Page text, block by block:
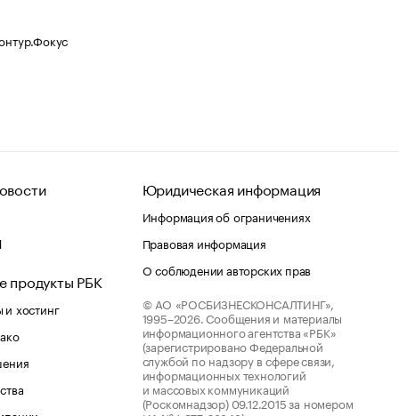
продукты РБК
хостинг
Юридическая информация
Информация об ограничениях
Правовая информация
О соблюдении авторских прав
© АО «РОСБИЗНЕСКОНСАЛТИНГ»,
1995–2026. Сообщения и материалы
информационного агентства «РБК»
(зарегистрировано Федеральной
службой по надзору в сфере связи,
информационных технологий
и массовых коммуникаций
(Роскомнадзор) 09.12.2015 за номером